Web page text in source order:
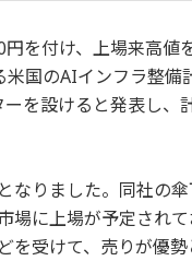
を付け、上場来高値
米国のAIインフラ整備
を設けると発表し、
なりました。同社の
場に上場が予定され
受けて、売りが優勢